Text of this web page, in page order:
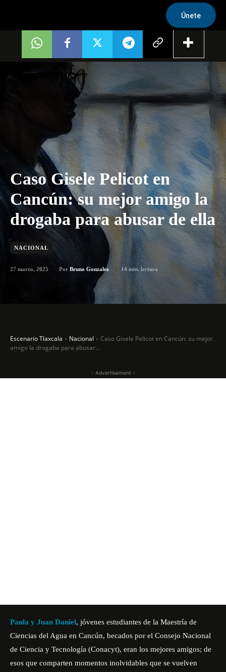
Únete
Caso Gisele Pelicot en
Cancún: su mejor amigo la
drogaba para abusar de ella
NACIONAL
27 marzo, 2025 Por Bruno Gonzalez 14 min. lectura
Escenario Tlaxcala Nacional
Caso Gisele Pelicot en Cancún: su mejor
amigo la drogaba para abusar...
- Advertisement -
Paula y Juan Daniel, jóvenes estudiantes de la Maestría de
Ciencias del Agua en Cancún, becados por el Consejo Nacional
de Ciencia y Tecnología (Conacyt), eran los mejores amigos; de
esos que comparten momentos inolvidables que se vuelven